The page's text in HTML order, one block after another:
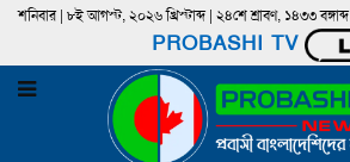
শনিবার | ৮ই আগস্ট, ২০২৬ খ্রিস্টাব্দ | ২৪শে শ্রাবণ, ১৪৩৩ বঙ্গাব্দ
PROBASHI TV